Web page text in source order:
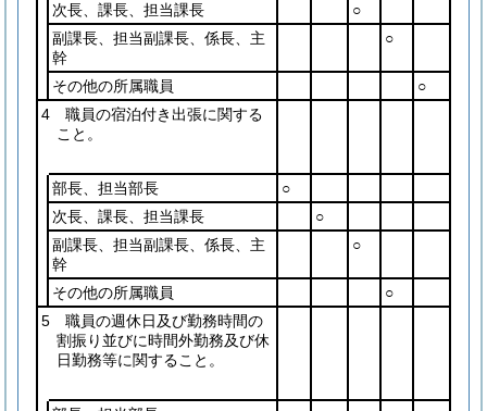
次長、課長、担当課長
○
副課長、担当副課長、係長、主
幹
○
その他の所属職員
○
4 職員の宿泊付き出張に関する
こと。
部長、担当部長
○
次長、課長、担当課長
○
副課長、担当副課長、係長、主
幹
○
その他の所属職員
○
5 職員の週休日及び勤務時間の
割振り並びに時間外勤務及び休
日勤務等に関すること。